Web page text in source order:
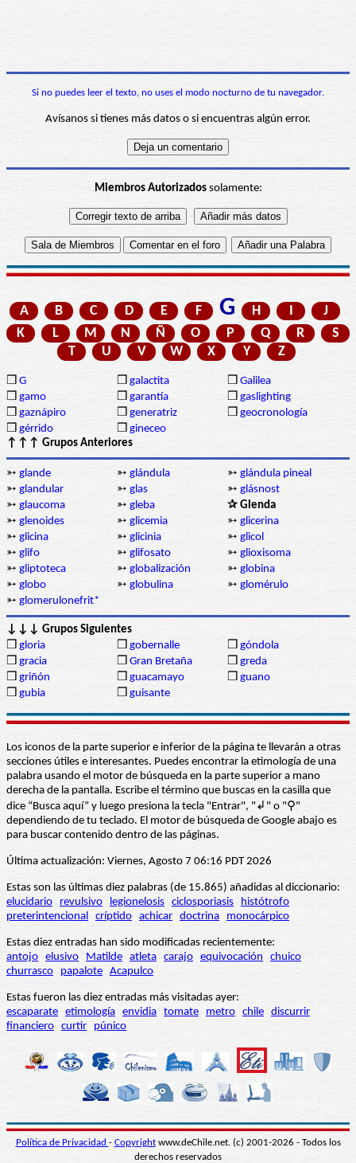
Si no puedes leer el texto, no uses el modo nocturno de tu navegador.
Avísanos si tienes más datos o si encuentras algún error.
Miembros Autorizadossolamente:
A B C D E F G H I
J
K
L M N Ñ O P Q R
S
T
U V W X Y Z
❒ G ❒ galactita ❒ Galilea
❒ gamo ❒ garantía ❒ gaslighting
❒ gaznápiro ❒ generatriz ❒ geocronología
❒ gérrido ❒ gineceo
↑↑↑ Grupos Anteriores
➳ glande ➳ glándula ➳ glándula pineal
➳ glandular ➳ glas ➳ glásnost
➳ glaucoma ➳ gleba
✰ Glenda
➳ glenoides ➳ glicemia ➳ glicerina
➳ glicina ➳ glicinia ➳ glicol
➳ glifo ➳ glifosato ➳ glioxisoma
➳ gliptoteca ➳ globalización ➳ globina
➳ globo ➳ globulina ➳ glomérulo
➳ glomerulonefrit*
↓↓↓ Grupos Siguientes
❒ gloria ❒ gobernalle ❒ góndola
❒ gracia ❒ Gran Bretaña ❒ greda
❒ griñón ❒ guacamayo ❒ guano
❒ gubia ❒ guisante
Los iconos de la parte superior e inferior de la página te llevarán a otras
secciones útiles e interesantes. Puedes encontrar la etimología de una
palabra usando el motor de búsqueda en la parte superior a mano
derecha de la pantalla. Escribe el término que buscas en la casilla que
dice “Busca aquí” y luego presiona la tecla "Entrar", "↲" o "⚲"
dependiendo de tu teclado. El motor de búsqueda de Google abajo es
para buscar contenido dentro de las páginas.
Última actualización: Viernes, Agosto 7 06:16 PDT 2026
Estas son las últimas diez palabras (de 15.865) añadidas al diccionario:
elucidario
revulsivo legionelosis ciclosporiasis
histótrofo
preterintencional críptido achicar doctrina monocárpico
Estas diez entradas han sido modificadas recientemente:
antojo elusivo Matilde atleta carajo equivocación
chuico
churrasco
papalote Acapulco
Estas fueron las diez entradas más visitadas ayer:
escaparate etimología envidia tomate metro chile discurrir
financiero curtir púnico
Política de Privacidad - Copyrightwww.deChile.net. (c) 2001-2026 - Todos los
derechos reservados